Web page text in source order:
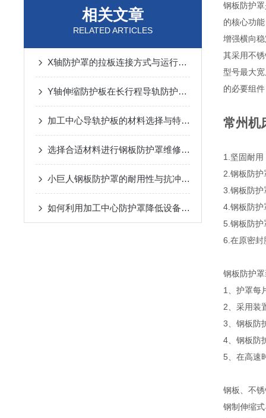
相关文章
RELATED ARTICLES
X轴防护罩的拉板连接方式与运行噪音控制
Y轴伸缩防护板在长行程导轨防护中的设计与应用
加工中心导轨护板的材料选择与特点说明
选择合适材料进行钢板防护罩维修与更换
小巨人钢板防护罩的耐用性与抗冲击性能分析
如何利用加工中心防护罩降低设备损耗？
钢板防护
的核心功
增强横向
其采用不
型号最大
的必要组
常州机
1.坚固耐
2.钢板防
3.钢板防护
4.钢板防护
5.钢板防护
6.在原密
钢板防护
1、护罩每
2、采用装
3、钢板防
4、钢板防
5、在高速
钢板、不
钢制伸缩